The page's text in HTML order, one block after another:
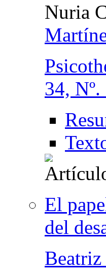
Nuria
34,
El
del